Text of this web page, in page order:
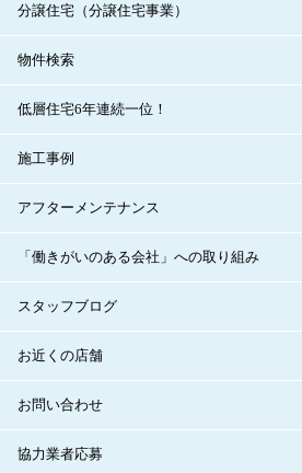
分譲住宅（分譲住宅事業）
物件検索
低層住宅6年連続一位！
施工事例
アフターメンテナンス
「働きがいのある会社」への取り組み
スタッフブログ
お近くの店舗
お問い合わせ
協力業者応募